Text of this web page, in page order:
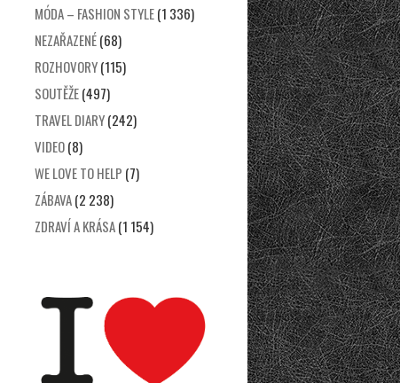
MÓDA – FASHION STYLE(1 336)
NEZAŘAZENÉ(68)
ROZHOVORY(115)
SOUTĚŽE(497)
TRAVEL DIARY(242)
VIDEO(8)
WE LOVE TO HELP (7)
ZÁBAVA(2 238)
ZDRAVÍ A KRÁSA(1 154)